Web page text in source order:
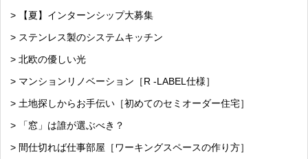
> 【夏】インターンシップ大募集
> ステンレス製のシステムキッチン
> 北欧の優しい光
> マンションリノベーション［R -LABEL仕様］
> 土地探しからお手伝い［初めてのセミオーダー住宅］
> 「窓」は誰が選ぶべき？
> 間仕切れば仕事部屋［ワーキングスペースの作り方］